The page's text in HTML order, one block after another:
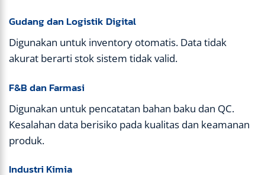
Gudang dan Logistik Digital
Digunakan untuk inventory otomatis. Data tidak
akurat berarti stok sistem tidak valid.
F&B dan Farmasi
Digunakan untuk pencatatan bahan baku dan QC.
Kesalahan data berisiko pada kualitas dan keamanan
produk.
Industri Kimia